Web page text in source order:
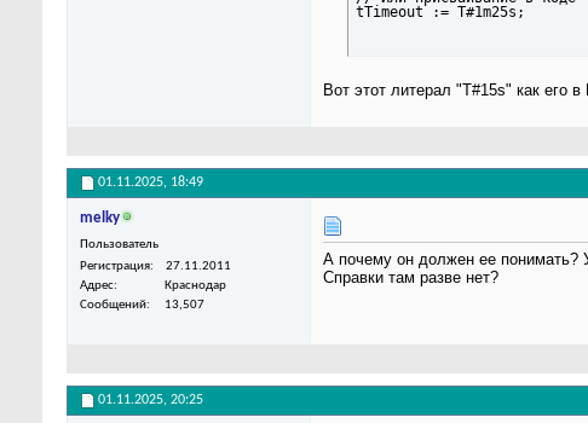
tTimeout := T#1m25s;
Вот этот литерал "T#15s" как его
01.11.2025, 18:49
melky
Пользователь
Регистрация
27.11.2011
Адрес
Краснодар
Сообщений
13,507
А почему он должен ее понимать?
Справки там разве нет?
01.11.2025, 20:25